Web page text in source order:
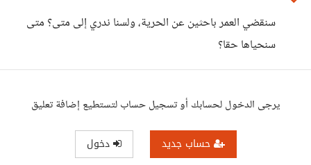
سنقضي العمر باحثين عن الحرية، ولسنا ندري إلى متى؟ متى
سنحياها حقا؟
يرجى الدخول لحسابك أو تسجيل حساب لتستطيع إضافة تعليق
حساب جديد دخول